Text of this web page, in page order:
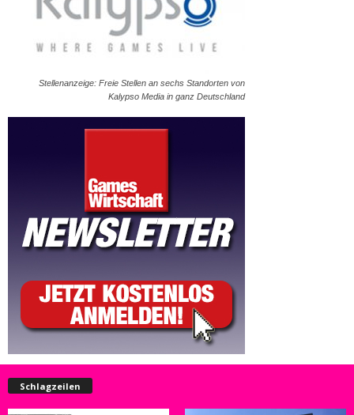
Stellenanzeige: Freie Stellen an sechs Standorten von
Kalypso Media in ganz Deutschland
Schlagzeilen